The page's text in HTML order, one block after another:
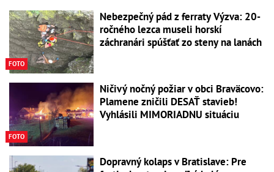
FOTO
Nebezpečný pád z ferraty Výzva: 20-
ročného lezca museli horskí
záchranári spúšťať zo steny na lanách
FOTO
Ničivý nočný požiar v obci Braväcovo:
Plamene zničili DESAŤ stavieb!
Vyhlásili MIMORIADNU situáciu
Dopravný kolaps v Bratislave: Pre